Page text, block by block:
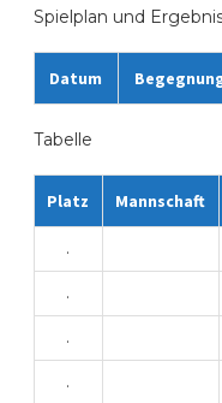
Spielplan und
Datum
Tabelle
Platz Mannschaft
.
.
.
.